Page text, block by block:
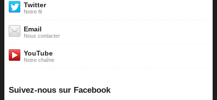
Twitter
Notre fil
Email
Nous contacter
YouTube
Notre chaîne
Suivez-nous sur Facebook